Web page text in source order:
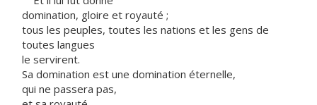
domination, gloire et royauté ;
tous les peuples, toutes les nations et les gens de
toutes langues
le servirent.
Sa domination est une domination éternelle,
qui ne passera pas,